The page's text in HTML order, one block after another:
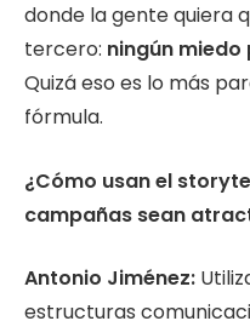
donde la gente quiera
tercero: ningún
Quizá eso es lo más
fórmula.
¿Cómo usan el
campañas sean
Antonio Jiménez:
estructuras